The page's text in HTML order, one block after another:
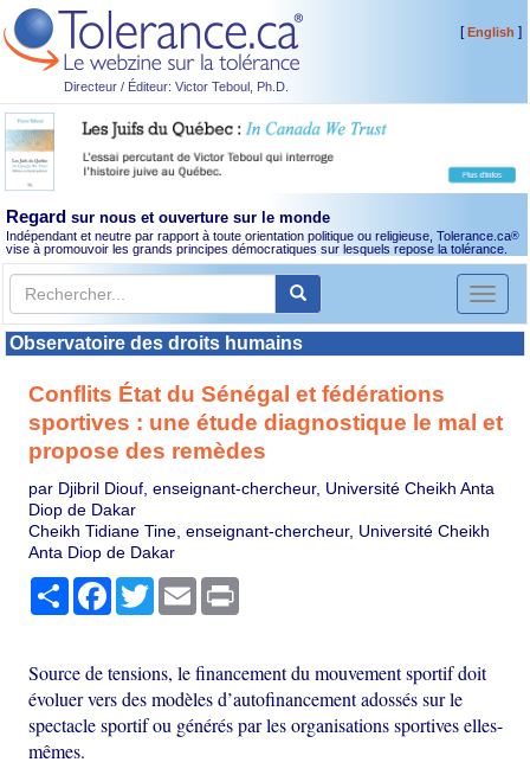
Directeur / Éditeur: Victor Teboul, Ph.D.
[English ]
Regard sur nous et ouverture sur le monde
Indépendant et neutre par rapport à toute orientation politique ou religieuse, Tolerance.ca®
vise à promouvoir les grands principes démocratiques sur lesquels repose la tolérance.
Toggle
Observatoire des droits humains
Conflits État du Sénégal et fédérations
sportives : une étude diagnostique le mal et
propose des remèdes
par Djibril Diouf, enseignant-chercheur, Université Cheikh Anta
Diop de Dakar
Cheikh Tidiane Tine, enseignant-chercheur, Université Cheikh
Anta Diop de Dakar
PartagerFacebook
TwitterEmail
Source de tensions, le financement du mouvement sportif doit
évoluer vers des modèles d’autofinancement adossés sur le
spectacle sportif ou générés par les organisations sportives elles-
mêmes.